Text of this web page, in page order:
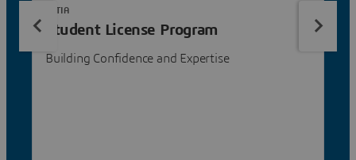
Student License Program
Building Confidence and Expertise
CATIA